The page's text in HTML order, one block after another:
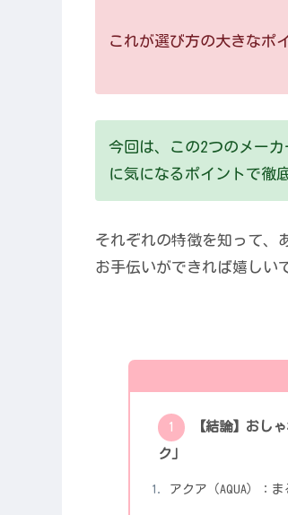
これが選び方の大きなポ
今回は、この2つのメー
に気になるポイントで徹
それぞれの特徴を知って、
お手伝いができれば嬉しい
【結論】おし
ク」
アクア（AQUA）：